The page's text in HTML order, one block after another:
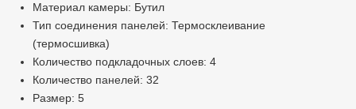
Материал камеры: Бутил
Тип соединения панелей: Термосклеивание
(термосшивка)
Количество подкладочных слоев: 4
Количество панелей: 32
Размер: 5